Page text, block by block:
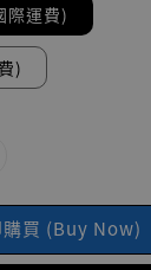
際運費)
)
購買 (Buy Now)